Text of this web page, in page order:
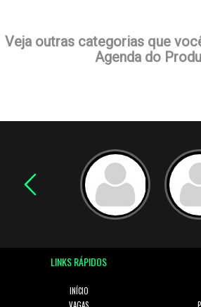
Veja outras categorias que
Agenda do
LINKS RÁPIDOS
INÍCIO